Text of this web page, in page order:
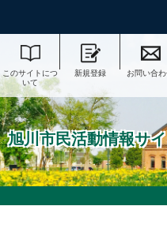
このサイトにつ
いて
新規登録 お問い合
旭川市民活動情報サ